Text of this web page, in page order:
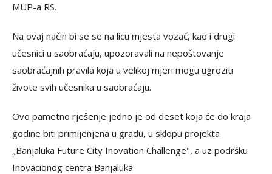
MUP-a RS.
Na ovaj način bi se se na licu mjesta vozač, kao i drugi
učesnici u saobraćaju, upozoravali na nepoštovanje
saobraćajnih pravila koja u velikoj mjeri mogu ugroziti
živote svih učesnika u saobraćaju.
Ovo pametno rješenje jedno je od deset koja će do kraja
godine biti primijenjena u gradu, u sklopu projekta
„Banjaluka Future City Inovation Challenge", a uz podršku
Inovacionog centra Banjaluka.